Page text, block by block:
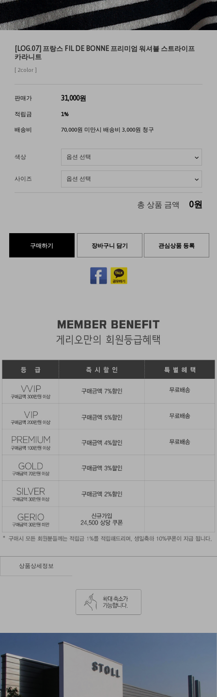
[LOG.07] 프랑스 FIL DE BONNE 프리미엄 워셔블 스트라이프
카라니트
[ 2color ]
판매가 31,000원
적립금 1%
배송비 70,000원 미만시 배송비 3,000원 청구
색상
사이즈
총 상품 금액 0원
구매하기 장바구니 담기 관심상품 등록
상품상세정보